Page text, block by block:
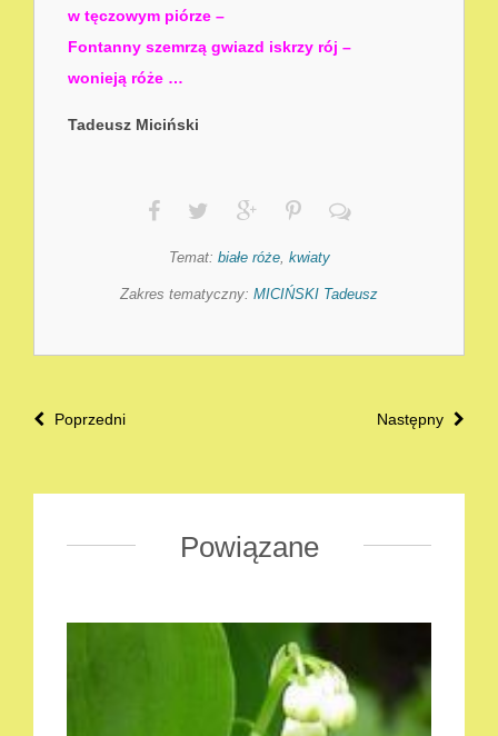
w tęczowym piórze –
Fontanny szemrzą gwiazd iskrzy rój –
wonieją róże …
Tadeusz Miciński
Temat: białe róże, kwiaty
Zakres tematyczny: MICIŃSKI Tadeusz
Następny
Poprzedni
Powiązane